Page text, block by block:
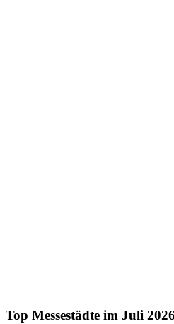
Top Messestädte im Juli